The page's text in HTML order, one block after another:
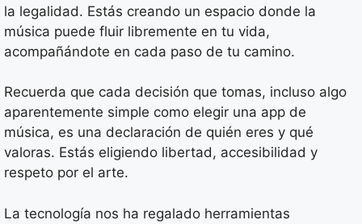
la legalidad. Estás creando un espacio donde la
música puede fluir libremente en tu vida,
acompañándote en cada paso de tu camino.
Recuerda que cada decisión que tomas, incluso algo
aparentemente simple como elegir una app de
música, es una declaración de quién eres y qué
valoras. Estás eligiendo libertad, accesibilidad y
respeto por el arte.
La tecnología nos ha regalado herramientas